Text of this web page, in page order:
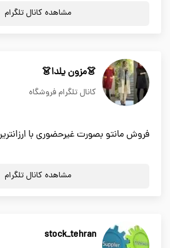
مشاهده کانال تلگرام
👗مزون يلدا👗
کانال تلگرام فروشگاه
فروش مانتو بصورت غيرحضوري با
مشاهده کانال تلگرام
stock_tehran